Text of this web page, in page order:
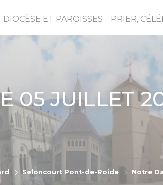
DIOCÈSE ET PAROISSES PRIER,
05 JUILLET
Seloncourt Pont-de-Roide Notre